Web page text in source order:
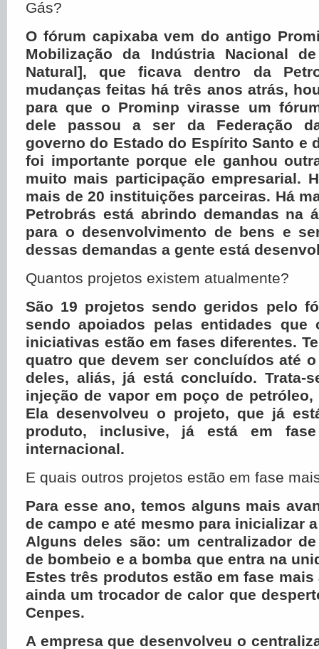
Gás?
O fórum capixaba vem do antigo
Mobilização da Indústria Nacional
Natural], que ficava dentro da
mudanças feitas há três anos atrás,
para que o Prominp virasse um
dele passou a ser da Federação
governo do Estado do Espírito Santo e
foi importante porque ele ganhou
muito mais participação empresarial.
mais de 20 instituições parceiras. Há
Petrobrás está abrindo demandas na
para o desenvolvimento de bens e
dessas demandas a gente está
Quantos projetos existem atualmente?
São 19 projetos sendo geridos pelo
sendo apoiados pelas entidades que
iniciativas estão em fases diferentes.
quatro que devem ser concluídos até
deles, aliás, já está concluído. Trata-
injeção de vapor em poço de petróleo,
Ela desenvolveu o projeto, que já
produto, inclusive, já está em
internacional.
E quais outros projetos estão em fase
Para esse ano, temos alguns mais
de campo e até mesmo para inicializar
Alguns deles são: um centralizador
de bombeio e a bomba que entra na
Estes três produtos estão em fase mais
ainda um trocador de calor que
Cenpes.
A empresa que desenvolveu o